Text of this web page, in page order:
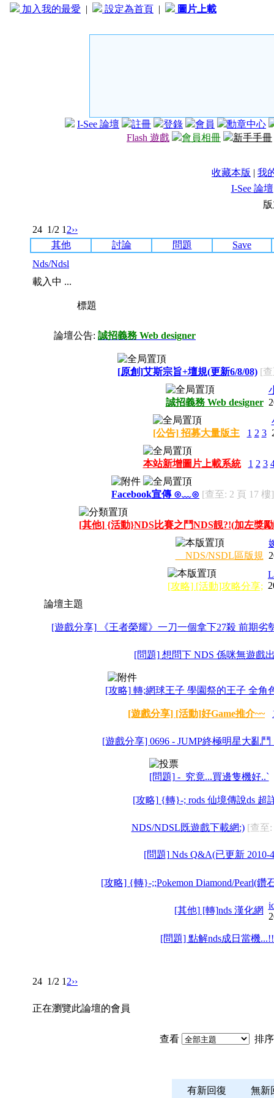
加入我的最愛 | 設定為首頁 | 圖片上載
I-See 論壇 註冊 登錄 會員
勳章中心
Flash 遊戲
會員相冊 新手手冊
收藏本版 | 我
I-See 論壇
24 1/2 1 2››
其他
討論 問題
Save
Nds/Ndsl
載入中 ...
標題
論壇公告: 誠招義務 Web designer
[原創]艾斯宗旨+壇規(更新6/8/08) [
誠招義務 Web designer
[公告] 招募大量版主 1 2 3
本站新增圖片上載系統 1 2 3
Facebook宣傳 ⊙﹏⊙ [查至: 2 頁 17 樓]
[其他] {活動}NDS比賽之鬥NDS靚?!(加左獎
NDS/NSDL區版規
[攻略] [活動]攻略分享;
論壇主題
[遊戲分享] 《王者榮耀》一刀一個拿下27殺 前期劣
[問題] 想問下 NDS 係咪無遊戲
[攻略] 轉;網球王子 學園祭的王子 全角
[遊戲分享] [活動]好Game推介~~
[遊戲分享] 0696 - JUMP終極明星大亂
[問題] -_究竟...買邊隻機好..`
[攻略] {轉}-; rods 仙境傳說ds 超
NDS/NDSL既遊戲下載網:) [查至:
[問題] Nds Q&A(已更新 2010-
[攻略] {轉}-;;Pokemon Diamond/Pearl(鑽
[其他] [轉]nds 漢化網
[問題] 點解nds成日當機
24 1/2 1 2››
正在瀏覽此論壇的會員
查看 排
有新回復 無